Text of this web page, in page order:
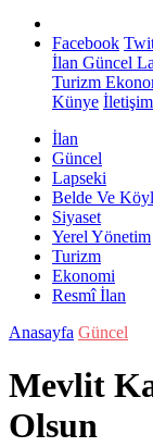
Facebook
İlan Güncel
Turizm
Künye İletişim
İlan
Güncel
Lapseki
Belde Ve
Siyaset
Yerel Yönetim
Turizm
Ekonomi
Resmî İlan
Anasayfa Güncel
Mevlit
Olsun